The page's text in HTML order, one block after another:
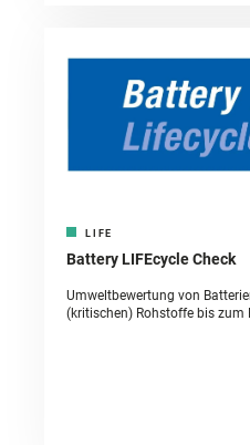
LIFE
Battery LIFEcycle Check
Umweltbewertung von
(kritischen) Rohstoffe bis zum